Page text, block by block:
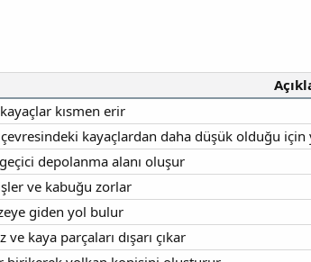
kısmen erir
kayaçlardan daha düşük olduğu için
depolanma alanı oluşur
ve kabuğu zorlar
giden yol bulur
ve kaya parçaları dışarı çıkar